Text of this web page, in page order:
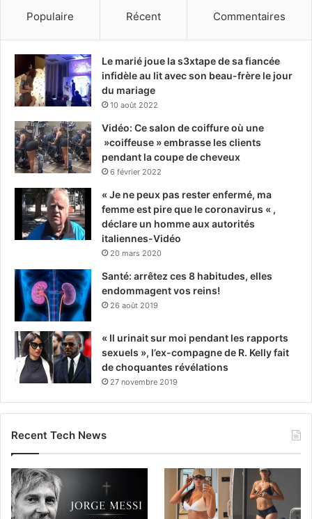
Populaire Récent Commentaires
Le marié joue la s3xtape de sa fiancée
infidèle au lit avec son beau-frère le jour
du mariage
10 août 2022
Vidéo: Ce salon de coiffure où une
»coiffeuse » embrasse les clients
pendant la coupe de cheveux
6 février 2022
« Je ne peux pas rester enfermé, ma
femme est pire que le coronavirus « ,
déclare un homme aux autorités
italiennes-Vidéo
20 mars 2020
Santé: arrêtez ces 8 habitudes, elles
endommagent vos reins!
26 août 2019
« Il urinait sur moi pendant les rapports
sexuels », l’ex-compagne de R. Kelly fait
de choquantes révélations
27 novembre 2019
Recent Tech News